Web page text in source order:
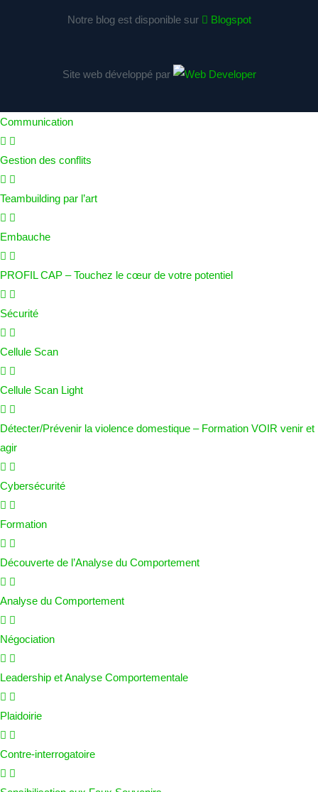
Notre blog est disponible sur Blogspot
Site web développé par
Communication
Gestion des conflits
Teambuilding par l’art
Embauche
PROFIL CAP – Touchez le cœur de votre potentiel
Sécurité
Cellule Scan
Cellule Scan Light
Détecter/Prévenir la violence domestique – Formation VOIR venir et
agir
Cybersécurité
Formation
Découverte de l’Analyse du Comportement
Analyse du Comportement
Négociation
Leadership et Analyse Comportementale
Plaidoirie
Contre-interrogatoire